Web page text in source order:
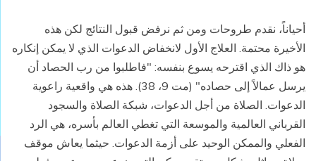
أحياناً، نقدم طروحات ومن ثم نرفض قبول النتائج لكن هذه
الأخيرة محتمة. العلاج الأول لانخفاض الدعوات الذي لا يمكن إنكاره
هو ذاك الذي اقترحه يسوع بنفسه: "فاطلبوا من رب الحصاد أن
يرسل عمالاً إلى حصاده" (مت 9، 38). هذه هي واقعية راعوية
الدعوات. الصلاة من أجل الدعوات، شبكة الصلاة والسجود
القرباني العالمية والموسعة التي تغطي العالم بأسره، هي الرد
الفعلي والممكن الوحيد على أزمة الدعوات. حيثما يعاش موقف